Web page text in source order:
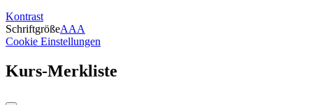
Kontrast
SchriftgrößeAAA
Cookie Einstellungen
Kurs-Merkliste